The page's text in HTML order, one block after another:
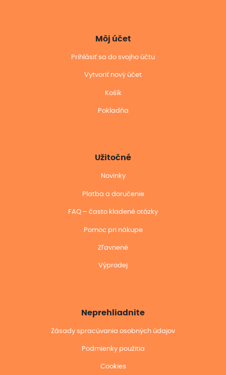
Môj účet
Prihlásiť sa do svojho účtu
Vytvoriť nový účet
Košík
Pokladňa
Užitočné
Novinky
Platba a doručenie
FAQ – často kladené otázky
Pomoc pri nákupe
Zľavnené
Výprodej
Neprehliadnite
Zásady spracúvania osobných údajov
Podmienky použitia
Cookies